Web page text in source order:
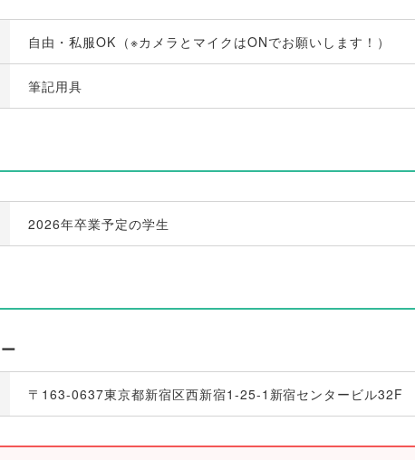
自由・私服OK （※カメラとマイクはONでお願いします！ ）
筆記用具
2026年卒業予定の学生
〒163-0637東京都新宿区西新宿1-25-1新宿センタービル32F